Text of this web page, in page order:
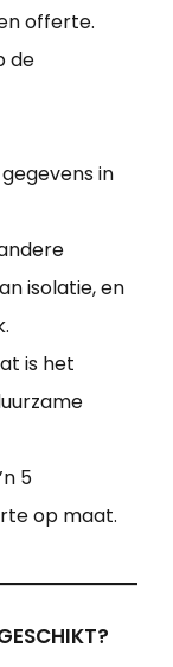
offerte.
de
in
isolatie, en
is het
5
op maat.